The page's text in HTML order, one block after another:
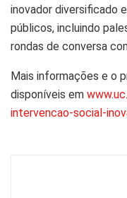
inovador diversificado
públicos, incluindo
rondas de conversa
Mais informações e o
disponíveis em
intervencao-social-